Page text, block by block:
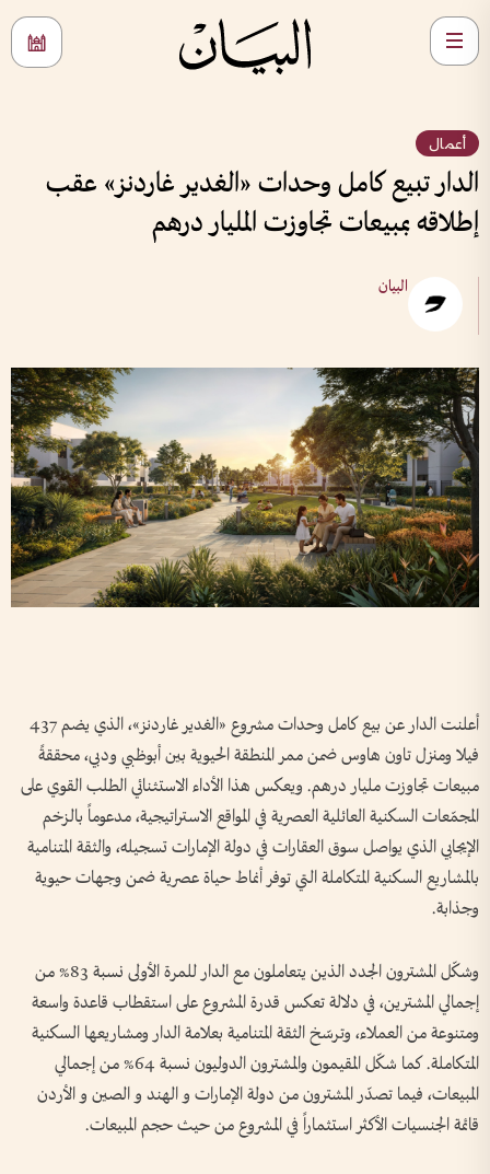
أعمال
الدار تبيع كامل وحدات «الغدير غاردنز» عقب
إطلاقه بمبيعات تجاوزت المليار درهم
البيان
أعلنت الدار عن بيع كامل وحدات مشروع «الغدير غاردنز»، الذي يضم 437
فيلا ومنزل تاون هاوس ضمن ممر المنطقة الحيوية بين أبوظبي ودبي، محققةً
مبيعات تجاوزت مليار درهم. ويعكس هذا الأداء الاستثنائي الطلب القوي على
المجمّعات السكنية العائلية العصرية في المواقع الاستراتيجية، مدعوماً بالزخم
الإيجابي الذي يواصل سوق العقارات في دولة الإمارات تسجيله، والثقة المتنامية
بالمشاريع السكنية المتكاملة التي توفر أنماط حياة عصرية ضمن وجهات حيوية
وجذابة.
وشكّل المشترون الجدد الذين يتعاملون مع الدار للمرة الأولى نسبة 83% من
إجمالي المشترين، في دلالة تعكس قدرة المشروع على استقطاب قاعدة واسعة
ومتنوعة من العملاء، وترسّخ الثقة المتنامية بعلامة الدار ومشاريعها السكنية
المتكاملة. كما شكّل المقيمون والمشترون الدوليون نسبة 64% من إجمالي
المبيعات، فيما تصدّر المشترون من دولة الإمارات و الهند و الصين و الأردن
قائمة الجنسيات الأكثر استثماراً في المشروع من حيث حجم المبيعات.